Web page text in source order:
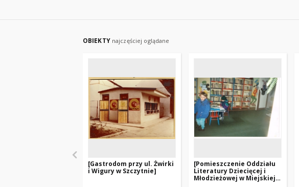
OBIEKTY najczęściej oglądane
[Gastrodom przy ul. Żwirki
i Wigury w Szczytnie]
[Pomieszczenie Oddziału
Literatury Dziecięcej i
Młodzieżowej w Miejskiej